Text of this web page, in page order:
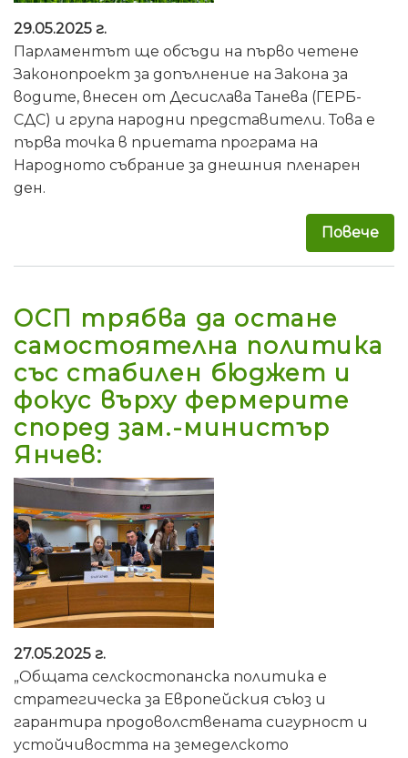
29.05.2025 г.
Парламентът ще обсъди на първо четене
Законопроект за допълнение на Закона за
водите, внесен от Десислава Танева (ГЕРБ-
СДС) и група народни представители. Това е
първа точка в приетата програма на
Народното събрание за днешния пленарен
ден.
Повече
ОСП трябва да остане
самостоятелна политика
със стабилен бюджет и
фокус върху фермерите
според зам.-министър
Янчев:
27.05.2025 г.
„Общата селскостопанска политика е
стратегическа за Европейския съюз и
гарантира продоволствената сигурност и
устойчивостта на земеделското